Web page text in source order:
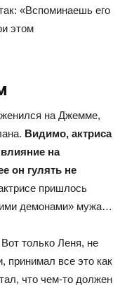
«Вспоминаешь его
этом
женился на Джемме,
Видимо, актриса
на
он гулять не
пришлось
демонами» мужа…
только Леня, не
принимал все это как
что чем-то должен